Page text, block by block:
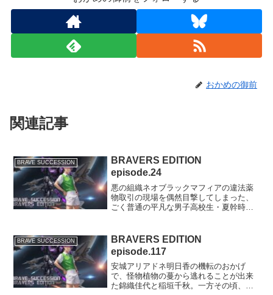
おかめの御前
関連記事
BRAVE SUCCESSION
BRAVERS EDITION
episode.24
悪の組織ネオブラックマフィアの違法薬
物取引の現場を偶然目撃してしまった、
ごく普通の平凡な男子高校生・夏幹時
稲垣健斗は、ICPO特命捜査官・彩堂寺戒
と3人でチームを組んで...
BRAVE SUCCESSION
BRAVERS EDITION
episode.117
安城アリアドネ明日香の機転のおかげ
で、怪物植物の蔓から逃れることが出来
た錦織佳代と稲垣千秋。一方その頃、一